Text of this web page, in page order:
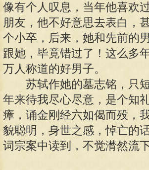
像有个人叹息，当年他喜欢
朋友，他不好意思去表白，
个小卒，后来，她和先前的
跟她，毕竟错过了！这么多
万人称道的好男子。
苏轼作她的墓志铭，只短
年来待我尽心尽意，是个知
瘴，诵金刚经六如偈而殁，
貌聪明，身世之感，悼亡的
词宗案中读到，不觉潸然流